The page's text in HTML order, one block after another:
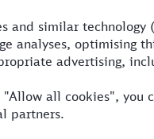
8:00 2